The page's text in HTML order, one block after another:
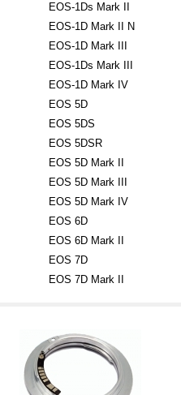
EOS-1Ds Mark II
EOS-1D Mark II N
EOS-1D Mark III
EOS-1Ds Mark III
EOS-1D Mark IV
EOS 5D
EOS 5DS
EOS 5DSR
EOS 5D Mark II
EOS 5D Mark III
EOS 5D Mark IV
EOS 6D
EOS 6D Mark II
EOS 7D
EOS 7D Mark II